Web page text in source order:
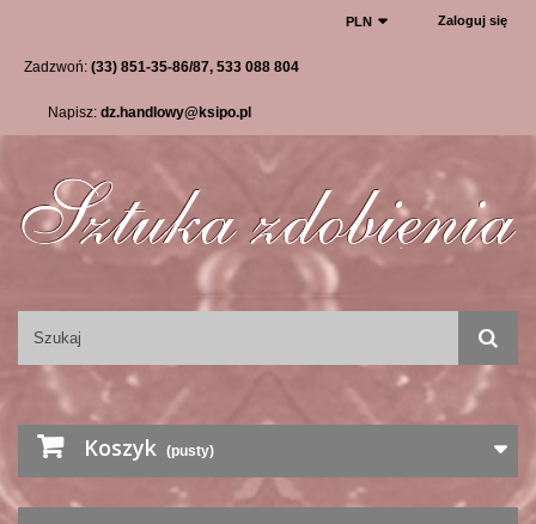
Zaloguj się
PLN
Zadzwoń: (33) 851-35-86/87, 533 088 804
Napisz: dz.handlowy@ksipo.pl
Koszyk (pusty)